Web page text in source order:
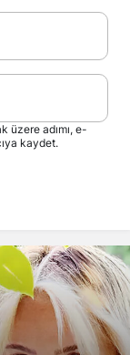
üzere adımı, e-
kaydet.